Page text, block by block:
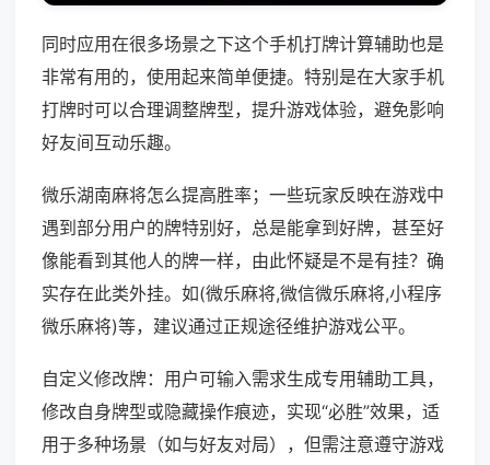
同时应用在很多场景之下这个手机打牌计算辅助也是
非常有用的，使用起来简单便捷。特别是在大家手机
打牌时可以合理调整牌型，提升游戏体验，避免影响
好友间互动乐趣。
微乐湖南麻将怎么提高胜率；一些玩家反映在游戏中
遇到部分用户的牌特别好，总是能拿到好牌，甚至好
像能看到其他人的牌一样，由此怀疑是不是有挂？确
实存在此类外挂。如(微乐麻将,微信微乐麻将,小程序
微乐麻将)等，建议通过正规途径维护游戏公平。
自定义修改牌：用户可输入需求生成专用辅助工具，
修改自身牌型或隐藏操作痕迹，实现“必胜”效果，适
用于多种场景（如与好友对局），但需注意遵守游戏